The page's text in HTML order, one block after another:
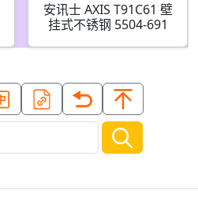
安讯士 AXIS T91C61 壁
挂式不锈钢 5504-691